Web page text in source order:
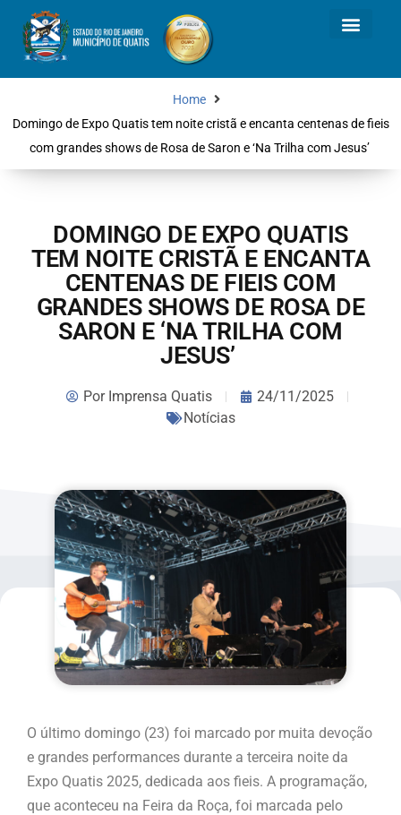
Home
Domingo de Expo Quatis tem noite cristã e encanta centenas de fieis
com grandes shows de Rosa de Saron e ‘Na Trilha com Jesus’
DOMINGO DE EXPO QUATIS
TEM NOITE CRISTÃ E ENCANTA
CENTENAS DE FIEIS COM
GRANDES SHOWS DE ROSA DE
SARON E ‘NA TRILHA COM
JESUS’
PorImprensa Quatis
24/11/2025
Notícias
O último domingo (23) foi marcado por muita devoção
e grandes performances durante a terceira noite da
Expo Quatis 2025, dedicada aos fieis. A programação,
que aconteceu na Feira da Roça, foi marcada pelo